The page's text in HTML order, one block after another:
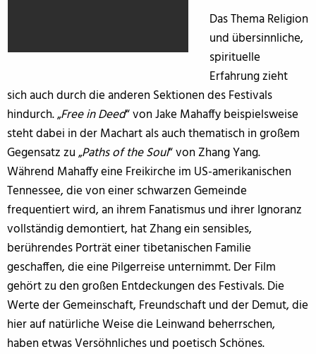
Das Thema Religion
und übersinnliche,
spirituelle
Erfahrung zieht
sich auch durch die anderen Sektionen des Festivals
hindurch. „Free in Deed“ von Jake Mahaffy beispielsweise
steht dabei in der Machart als auch thematisch in großem
Gegensatz zu „Paths of the Soul“ von Zhang Yang.
Während Mahaffy eine Freikirche im US-amerikanischen
Tennessee, die von einer schwarzen Gemeinde
frequentiert wird, an ihrem Fanatismus und ihrer Ignoranz
vollständig demontiert, hat Zhang ein sensibles,
berührendes Porträt einer tibetanischen Familie
geschaffen, die eine Pilgerreise unternimmt. Der Film
gehört zu den großen Entdeckungen des Festivals. Die
Werte der Gemeinschaft, Freundschaft und der Demut, die
hier auf natürliche Weise die Leinwand beherrschen,
haben etwas Versöhnliches und poetisch Schönes.